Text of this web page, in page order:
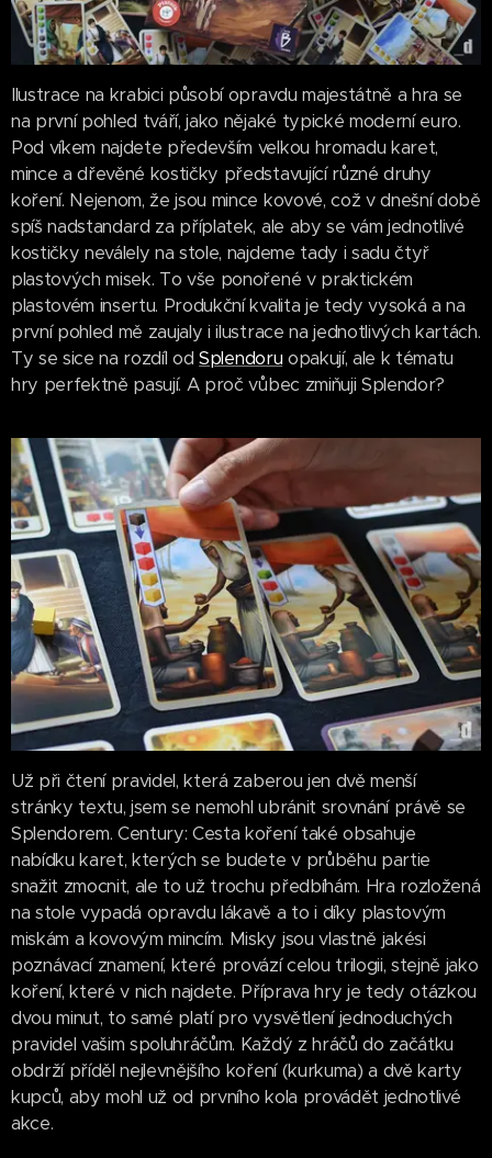
Ilustrace na krabici působí opravdu majestátně a hra se
na první pohled tváří, jako nějaké typické moderní euro.
Pod víkem najdete především velkou hromadu karet,
mince a dřevěné kostičky představující různé druhy
koření. Nejenom, že jsou mince kovové, což v dnešní době
spíš nadstandard za příplatek, ale aby se vám jednotlivé
kostičky neválely na stole, najdeme tady i sadu čtyř
plastových misek. To vše ponořené v praktickém
plastovém insertu. Produkční kvalita je tedy vysoká a na
první pohled mě zaujaly i ilustrace na jednotlivých kartách.
Ty se sice na rozdíl odSplendoru opakují, ale k tématu
hry perfektně pasují. A proč vůbec zmiňuji Splendor?
Už při čtení pravidel, která zaberou jen dvě menší
stránky textu, jsem se nemohl ubránit srovnání právě se
Splendorem. Century: Cesta koření také obsahuje
nabídku karet, kterých se budete v průběhu partie
snažit zmocnit, ale to už trochu předbíhám. Hra rozložená
na stole vypadá opravdu lákavě a to i díky plastovým
miskám a kovovým mincím. Misky jsou vlastně jakési
poznávací znamení, které provází celou trilogii, stejně jako
koření, které v nich najdete. Příprava hry je tedy otázkou
dvou minut, to samé platí pro vysvětlení jednoduchých
pravidel vašim spoluhráčům. Každý z hráčů do začátku
obdrží příděl nejlevnějšího koření (kurkuma) a dvě karty
kupců, aby mohl už od prvního kola provádět jednotlivé
akce.